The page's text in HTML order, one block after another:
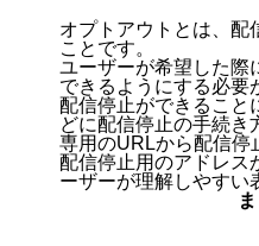
オプトアウトとは、配
ことです。
ユーザーが希望した際
できるようにする必要
配信停止ができること
どに配信停止の手続き
専用のURLから配信停
配信停止用のアドレス
ーザーが理解しやすい